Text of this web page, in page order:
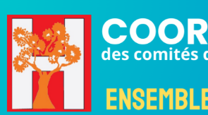
content